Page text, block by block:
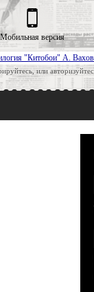
"Китобои" А.
или
Мобильная версия